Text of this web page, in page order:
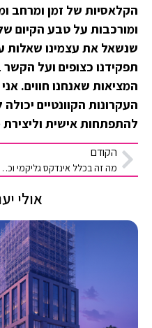
הקלאסיות של זמן ומרחב
ומורכבות על טבע הקיום
שנשאל את עצמינו שאלות
תפקידנו כצופים ועל הקשר
המציאות שאנחנו חווים.
העקרונות הקוונטיים
להתפתחות אישית
הקודם
מה זה בכלל אינדקס גליקמי וכיצד הוא משפיע על בריאותינו?
אולי